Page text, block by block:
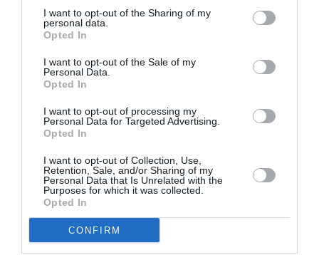
I want to opt-out of the Sharing of my
personal data.
Opted In
I want to opt-out of the Sale of my
Personal Data.
Opted In
I want to opt-out of processing my
Personal Data for Targeted Advertising.
Opted In
I want to opt-out of Collection, Use,
Retention, Sale, and/or Sharing of my
Personal Data that Is Unrelated with the
Purposes for which it was collected.
Opted In
CONFIRM
Παιδιά: 8 ευρώ, Ενήλικες: 6 ευρώ
Πληροφορίες / Κρατήσεις:
210 3457 904
Ακολουθήστε το Culturenow.gr στο
μάθετε πρώτοι όλες τις ειδήσεις
Δείτε όλα τα
τελευταία νέα
για την Τέχνη και τον
Πολιτισμό στοCulturenow.gr
Νέοι Διαγωνισμοί
Tags